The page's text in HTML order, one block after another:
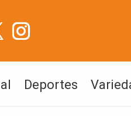
Deportes